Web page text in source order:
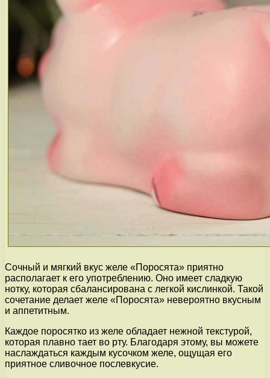
Сочный и мягкий вкус желе «Поросята» приятно
располагает к его употреблению. Оно имеет сладкую
нотку, которая сбалансирована с легкой кислинкой. Такой
сочетание делает желе «Поросята» невероятно вкусным
и аппетитным.
Каждое поросятко из желе обладает нежной текстурой,
которая плавно тает во рту. Благодаря этому, вы можете
наслаждаться каждым кусочком желе, ощущая его
приятное сливочное послевкусие.